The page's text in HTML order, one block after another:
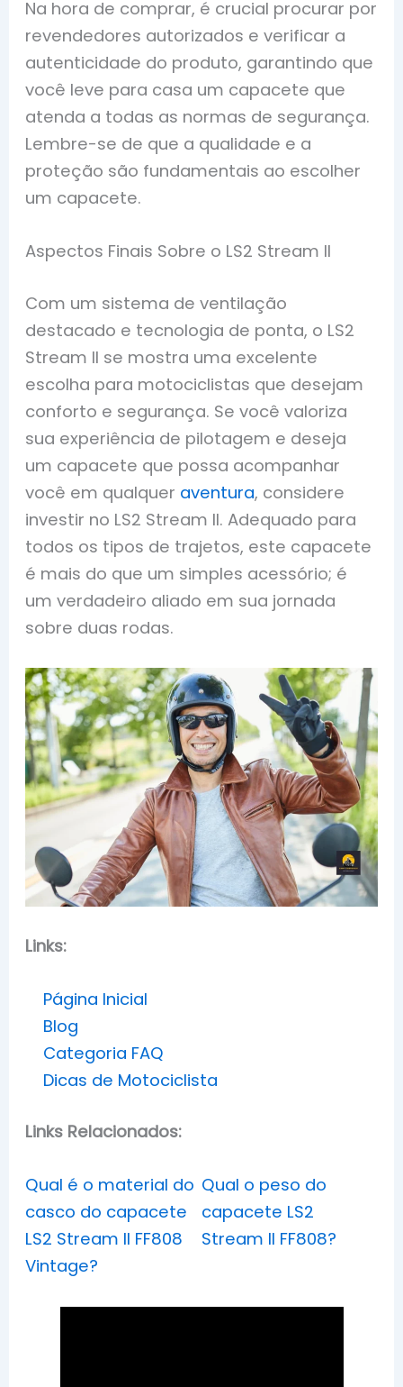
Na hora de comprar, é crucial procurar por
revendedores autorizados e verificar a
autenticidade do produto, garantindo que
você leve para casa um capacete que
atenda a todas as normas de segurança.
Lembre-se de que a qualidade e a
proteção são fundamentais ao escolher
um capacete.
Aspectos Finais Sobre o LS2 Stream II
Com um sistema de ventilação
destacado e tecnologia de ponta, o LS2
Stream II se mostra uma excelente
escolha para motociclistas que desejam
conforto e segurança. Se você valoriza
sua experiência de pilotagem e deseja
um capacete que possa acompanhar
você em qualquer aventura, considere
investir no LS2 Stream II. Adequado para
todos os tipos de trajetos, este capacete
é mais do que um simples acessório; é
um verdadeiro aliado em sua jornada
sobre duas rodas.
Links:
Página Inicial
Blog
Categoria FAQ
Dicas de Motociclista
Links Relacionados:
Qual é o material do
casco do capacete
LS2 Stream II FF808
Vintage?
Qual o peso do
capacete LS2
Stream II FF808?